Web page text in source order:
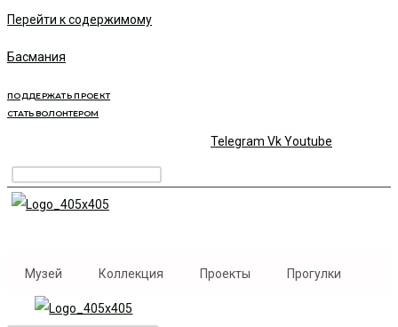
Перейти к содержимому
Басмания
ПОДДЕРЖАТЬ ПРОЕКТ
СТАТЬ ВОЛОНТЕРОМ
Telegram VkYoutube
Музей Коллекция Проекты Прогулки